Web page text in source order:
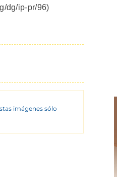
dg/ip-pr/96)
imágenes sólo